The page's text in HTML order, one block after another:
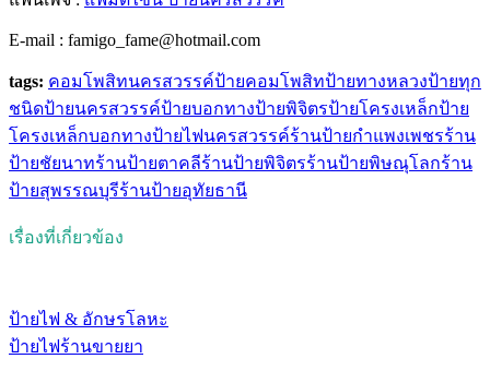
E-mail : famigo_fame@hotmail.com
tags: คอมโพสิทนครสวรรค์ป้ายคอมโพสิทป้ายทางหลวงป้ายทุก
ชนิดป้ายนครสวรรค์ป้ายบอกทางป้ายพิจิตรป้ายโครงเหล็กป้าย
โครงเหล็กบอกทางป้ายไฟนครสวรรค์ร้านป้ายกำแพงเพชรร้าน
ป้ายชัยนาทร้านป้ายตาคลีร้านป้ายพิจิตรร้านป้ายพิษณุโลกร้าน
ป้ายสุพรรณบุรีร้านป้ายอุทัยธานี
เรื่องที่เกี่ยวข้อง
ป้ายไฟ & อักษรโลหะ
ป้ายไฟร้านขายยา